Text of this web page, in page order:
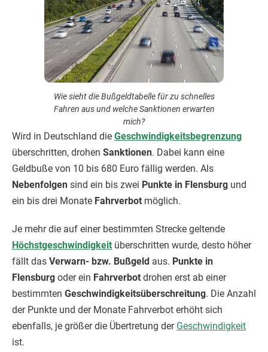
Wie sieht die Bußgeldtabelle für zu schnelles
Fahren aus und welche Sanktionen erwarten
mich?
Wird in Deutschland die Geschwindigkeitsbegrenzung
überschritten, drohen Sanktionen. Dabei kann eine
Geldbuße von 10 bis 680 Euro fällig werden. Als
Nebenfolgen sind ein bis zwei Punkte in Flensburg und
ein bis drei Monate Fahrverbot möglich.
Je mehr die auf einer bestimmten Strecke geltende
Höchstgeschwindigkeit überschritten wurde, desto höher
fällt das Verwarn- bzw. Bußgeld aus. Punkte in
Flensburg oder ein Fahrverbot drohen erst ab einer
bestimmten Geschwindigkeitsüberschreitung. Die Anzahl
der Punkte und der Monate Fahrverbot erhöht sich
ebenfalls, je größer die Übertretung der Geschwindigkeit
ist.